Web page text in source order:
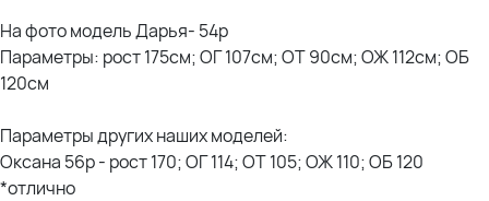
На фото модель Дарья- 54р
Параметры: рост 175см; ОГ 107см; ОТ 90см; ОЖ 112см; ОБ
120см
Параметры других наших моделей:
Оксана 56р - рост 170; ОГ 114; ОТ 105; ОЖ 110; ОБ 120
*отлично